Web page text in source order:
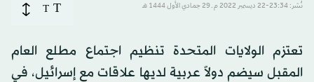
نُشر: 23:34-22 ديسمبر 2022 م ـ 29 جمادي الأول 1444 هـ T
T
تعتزم الولايات المتحدة تنظيم اجتماع مطلع العام
المقبل سيضم دولاً عربية لديها علاقات مع إسرائيل، في